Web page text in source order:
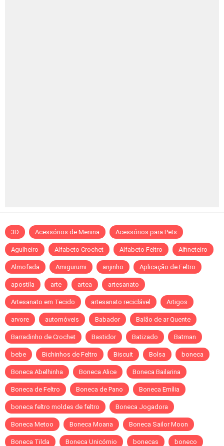
3D Acessórios de Menina Acessórios para Pets
Agulheiro Alfabeto Crochet Alfabeto Feltro Alfineteiro
Almofada Amigurumi anjinho Aplicação de Feltro
apostila arte artea artesanato
Artesanato em Tecido artesanato reciclável Artigos
arvore automóveis Babador Balão de ar Quente
Barradinho de Crochet Bastidor Batizado Batman
bebe Bichinhos de Feltro Biscuit Bolsa boneca
Boneca Abelhinha Boneca Alice Boneca Bailarina
Boneca de Feltro Boneca de Pano Boneca Emília
boneca feltro moldes de feltro Boneca Jogadora
Boneca Metoo Boneca Moana Boneca Sailor Moon
Boneca Tilda Boneca Unicórnio bonecas boneco